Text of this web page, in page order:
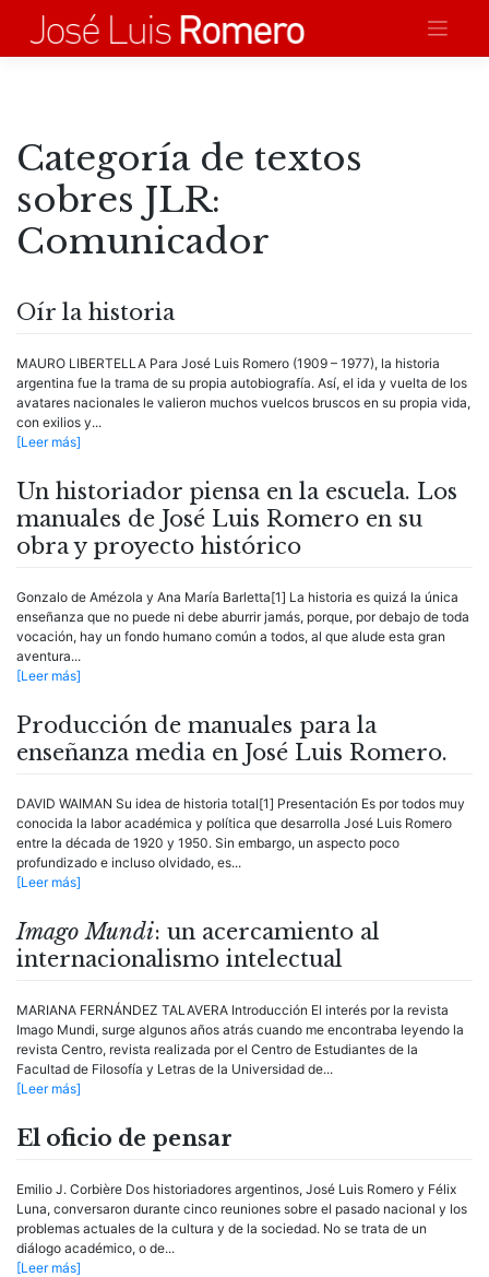
contenido
Categoría de textos
sobres JLR:
Comunicador
Oír la historia
MAURO LIBERTELLA Para José Luis Romero (1909 – 1977), la historia
argentina fue la trama de su propia autobiografía. Así, el ida y vuelta de los
avatares nacionales le valieron muchos vuelcos bruscos en su propia vida,
con exilios y...
[Leer más]
Un historiador piensa en la escuela. Los
manuales de José Luis Romero en su
obra y proyecto histórico
Gonzalo de Amézola y Ana María Barletta[1] La historia es quizá la única
enseñanza que no puede ni debe aburrir jamás, porque, por debajo de toda
vocación, hay un fondo humano común a todos, al que alude esta gran
aventura...
[Leer más]
Producción de manuales para la
enseñanza media en José Luis Romero.
DAVID WAIMAN Su idea de historia total[1] Presentación Es por todos muy
conocida la labor académica y política que desarrolla José Luis Romero
entre la década de 1920 y 1950. Sin embargo, un aspecto poco
profundizado e incluso olvidado, es...
[Leer más]
Imago Mundi: un acercamiento al
internacionalismo intelectual
MARIANA FERNÁNDEZ TALAVERA Introducción El interés por la revista
Imago Mundi, surge algunos años atrás cuando me encontraba leyendo la
revista Centro, revista realizada por el Centro de Estudiantes de la
Facultad de Filosofía y Letras de la Universidad de...
[Leer más]
El oficio de pensar
Emilio J. Corbière Dos historiadores argentinos, José Luis Romero y Félix
Luna, conversaron durante cinco reuniones sobre el pasado nacional y los
problemas actuales de la cultura y de la sociedad. No se trata de un
diálogo académico, o de...
[Leer más]